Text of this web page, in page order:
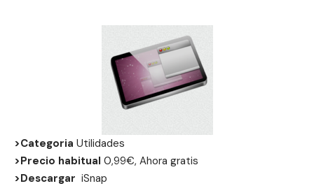
>Categoria Utilidades
>Precio habitual 0,99€, Ahora gratis
>Descargar iSnap